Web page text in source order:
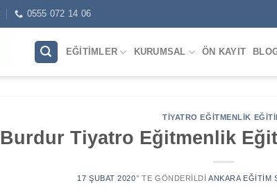
0555 072 14 06
EĞITIMLER KURUMSAL ÖN KAYIT
TIYATRO EĞITMENLIK
Burdur Tiyatro Eğitmenlik
17 ŞUBAT 2020’' TE GÖNDERILDI ANKARA EĞITIM